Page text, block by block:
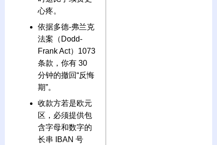
心疼。
依据多德-弗兰克
法案（Dodd-
Frank Act）1073
条款，你有 30
分钟的撤回“反悔
期”。
收款方若是欧元
区，必须提供包
含字母和数字的
长串 IBAN 号